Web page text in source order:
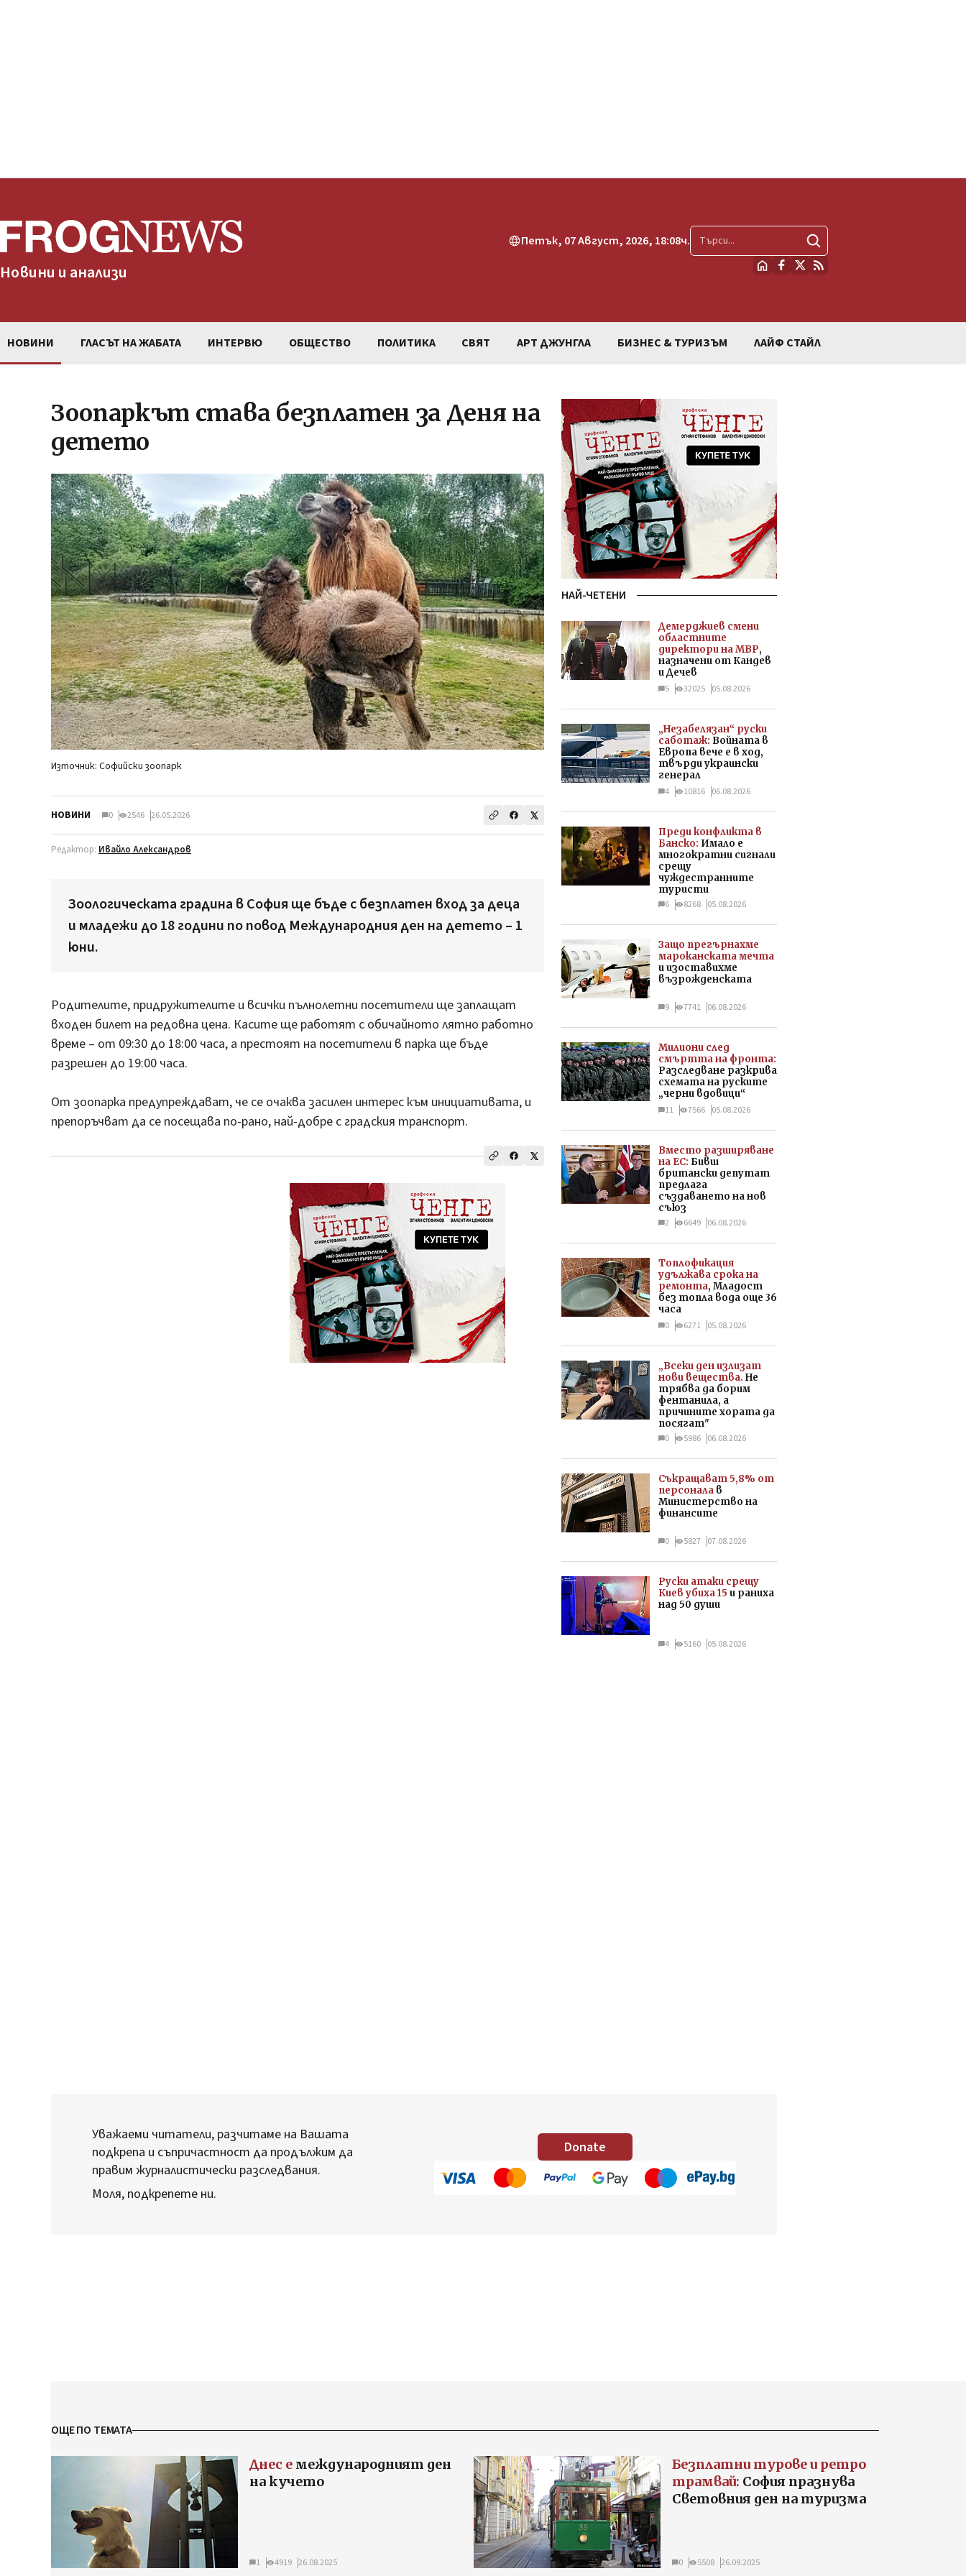
Новини и анализи
Петък, 07 Август, 2026, 18:08ч. Търсене
НОВИНИ ГЛАСЪТ НА ЖАБАТА ИНТЕРВЮ ОБЩЕСТВО ПОЛИТИКА СВЯТ АРТ ДЖУНГЛА БИЗНЕС & ТУРИЗЪМ ЛАЙФ СТАЙЛ
Зоопаркът става безплатен за Деня на
детето
Източник: Софийски зоопарк
НОВИНИ 0 2546 26.05.2026
Редактор: Ивайло Александров
Зоологическата градина в София ще бъде с безплатен вход за деца
и младежи до 18 години по повод Международния ден на детето – 1
юни.
Родителите, придружителите и всички пълнолетни посетители ще заплащат
входен билет на редовна цена. Касите ще работят с обичайното лятно работно
време – от 09:30 до 18:00 часа, а престоят на посетители в парка ще бъде
разрешен до 19:00 часа.
От зоопарка предупреждават, че се очаква засилен интерес към инициативата, и
препоръчват да се посещава по-рано, най-добре с градския транспорт.
НАЙ-ЧЕТЕНИ
Демерджиев смени
областните
директори на МВР,
назначени от Кандев
и Дечев
5
32025 05.08.2026
„Незабелязан“ руски
саботаж: Войната в
Европа вече е в ход,
твърди украински
генерал
4
10816 06.08.2026
Преди конфликта в
Банско: Имало е
многократни сигнали
срещу
чуждестранните
туристи
6
8268 05.08.2026
Защо прегърнахме
мароканската мечта
и изоставихме
възрожденската
9 7741 06.08.2026
Милиони след
смъртта на фронта:
Разследване разкрива
схемата на руските
„черни вдовици“
11
7566 05.08.2026
Вместо разширяване
на ЕС: Бивш
британски депутат
предлага
създаването на нов
съюз
2
6649 06.08.2026
Топлофикация
удължава срока на
ремонта, Младост
без топла вода още 36
часа
0
6271 05.08.2026
„Всеки ден излизат
нови вещества. Не
трябва да борим
фентанила, а
причините хората да
посягат"
0
5986 06.08.2026
Съкращават 5,8% от
персонала в
Министерство на
финансите
0 5827 07.08.2026
Руски атаки срещу
Киев убиха 15 и раниха
над 50 души
4 5160 05.08.2026
Уважаеми читатели, разчитаме на Вашата
подкрепа и съпричастност да продължим да
правим журналистически разследвания.
Моля, подкрепете ни.
Donate
ОЩЕ ПО ТЕМАТА
Днес е международният ден
на кучето
1 4919 26.08.2025
Безплатни турове и ретро
трамвай: София празнува
Световния ден на туризма
0 5508 26.09.2025